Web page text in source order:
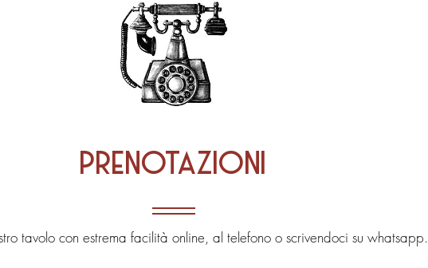
prenotazioni
tavolo con estrema facilità online, al telefono o scrivendoci su whatsapp.